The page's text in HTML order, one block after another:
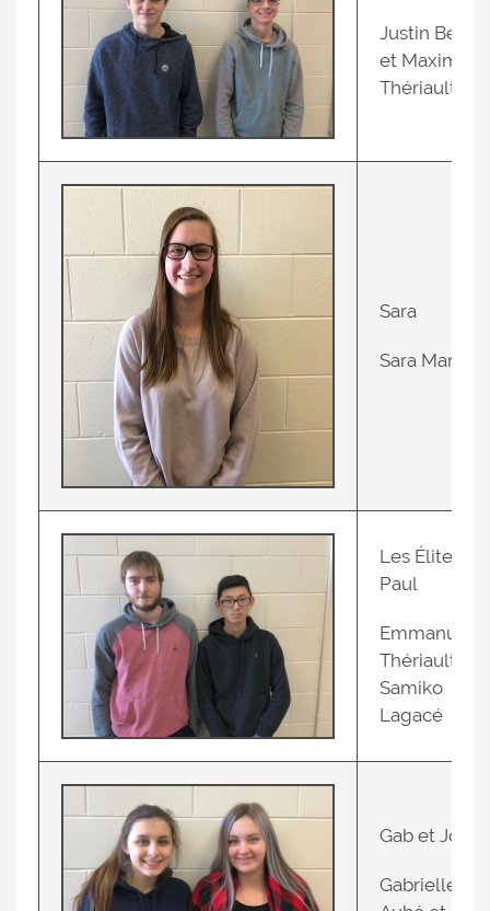
Justin
et Maxime
Thériault
Sara
Sara Martin
Les Élites à
Paul
Emmanuel
Thériault et
Samiko
Lagacé
Gab et Jo
Gabrielle